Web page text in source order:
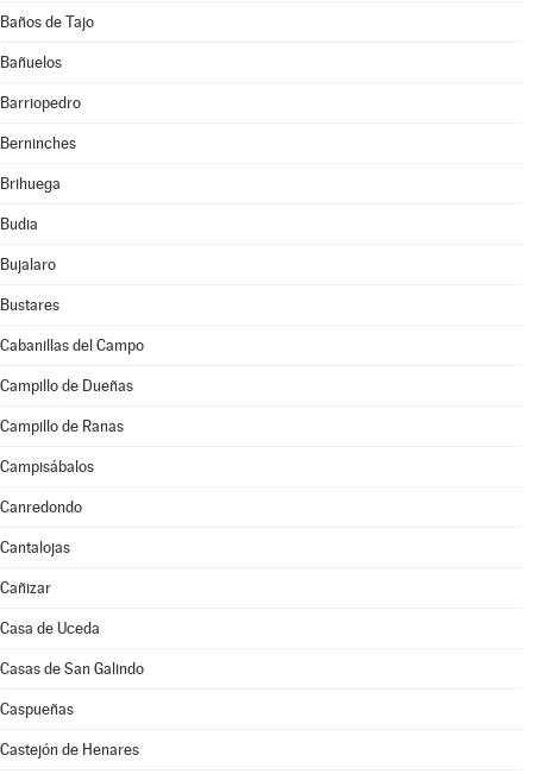
Baños de Tajo
Bañuelos
Barriopedro
Berninches
Brihuega
Budia
Bujalaro
Bustares
Cabanillas del Campo
Campillo de Dueñas
Campillo de Ranas
Campisábalos
Canredondo
Cantalojas
Cañizar
Casa de Uceda
Casas de San Galindo
Caspueñas
Castejón de Henares